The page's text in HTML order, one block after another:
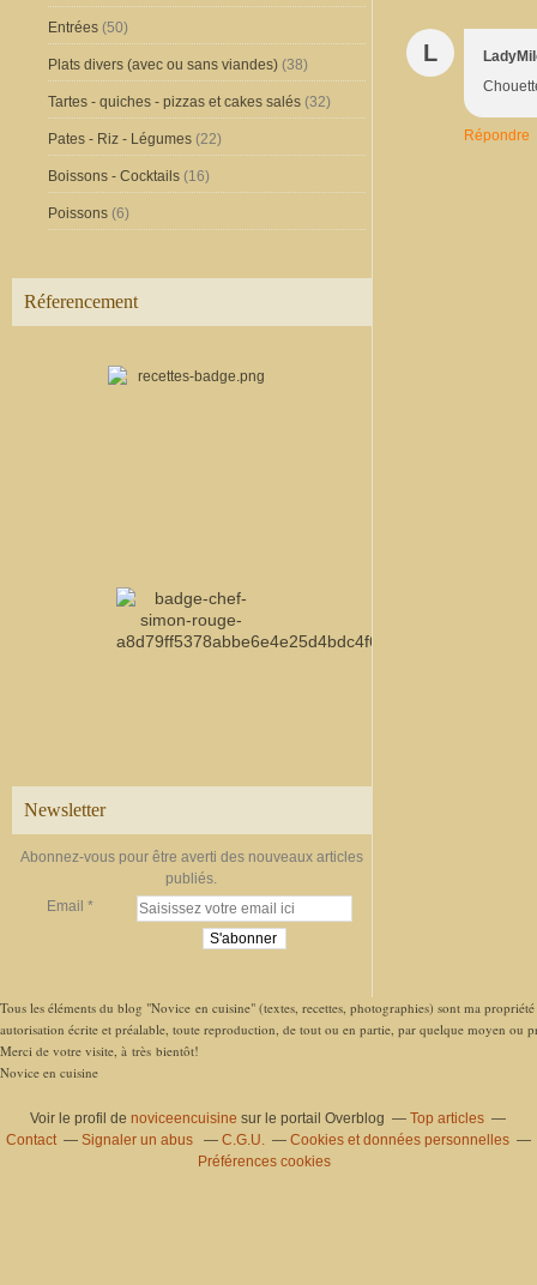
Entrées (50)
Plats divers (avec ou sans viandes) (38)
Tartes - quiches - pizzas et cakes salés (32)
Pates - Riz - Légumes (22)
Boissons - Cocktails (16)
Poissons (6)
Réferencement
Newsletter
Abonnez-vous pour être averti des nouveaux articles
publiés.
Email
L
Répondre
Tous les éléments du blog "Novice en cuisine" (textes, recettes, photographies) sont ma
autorisation écrite et préalable, toute reproduction, de tout ou en partie, par quelque moyen ou
Merci de votre visite, à très bientôt!
Novice en cuisine
Voir le profil denoviceencuisine sur le portail Overblog
Top articles
Contact
Signaler un abus C.G.U.
Cookies et données personnelles
Préférences cookies